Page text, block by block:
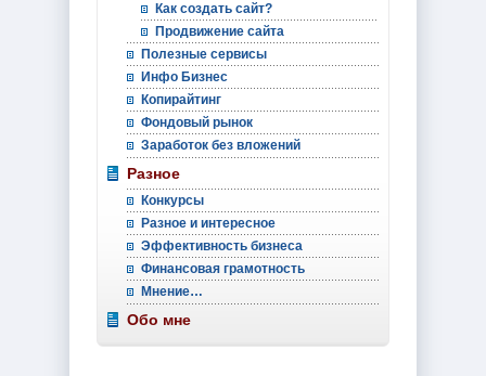
Как создать сайт?
Продвижение сайта
Полезные сервисы
Инфо Бизнес
Копирайтинг
Фондовый рынок
Заработок без вложений
Разное
Конкурсы
Разное и интересное
Эффективность бизнеса
Финансовая грамотность
Мнение…
Обо мне